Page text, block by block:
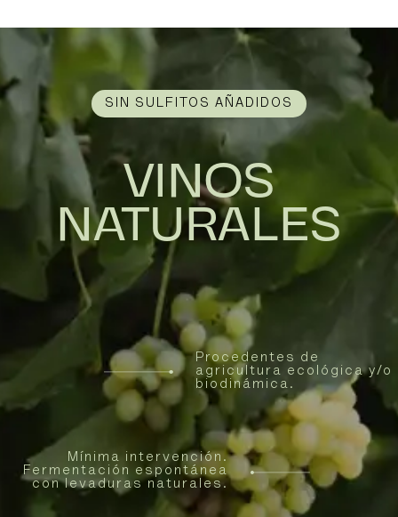
SIN SULFITOS AÑADIDOS
VINOS
NATURALES
Procedentes de
agricultura ecológica y/o
biodinámica.
Mínima intervención.
Fermentación espontánea
con levaduras naturales.